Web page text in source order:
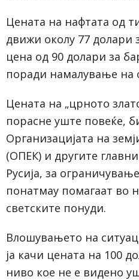
Цената на нафтата од
движи околу 77 долари
цена од 90 долари за
поради намалување на
Цената на „црното
порасне уште повеќе,
Организацијата на
(ОПЕК) и другите
Русија, за
понатмау помагаат во
светските понуди.
Влошувањето на
ја качи цената на 100
ниво кое не е видено